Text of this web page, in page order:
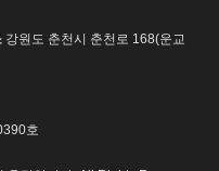
강원도 춘천시 춘천로 168(운교
호